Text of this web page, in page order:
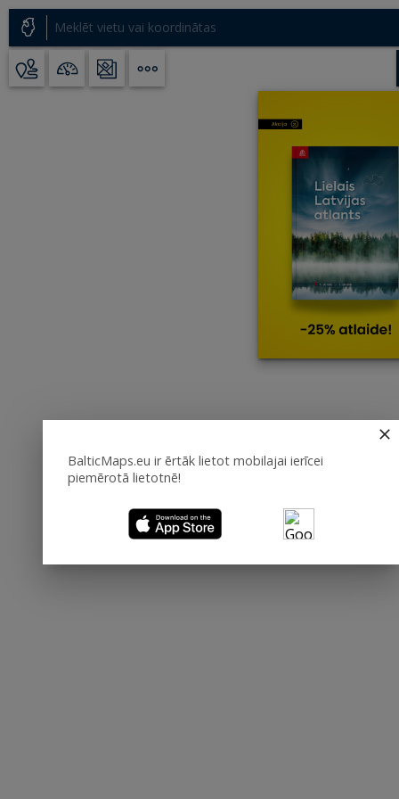
BalticMaps.eu ir ērtāk lietot mobilajai ierīcei
piemērotā lietotnē!